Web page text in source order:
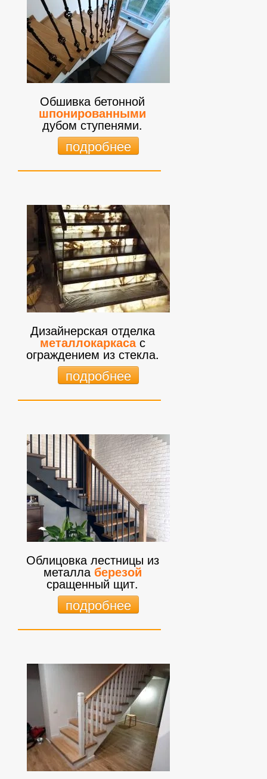
Обшивка бетонной
шпонированными
дубом ступенями.
подробнее
Дизайнерская отделка
металлокаркасас
ограждением из стекла.
подробнее
Облицовка лестницы из
металла березой
сращенный щит.
подробнее